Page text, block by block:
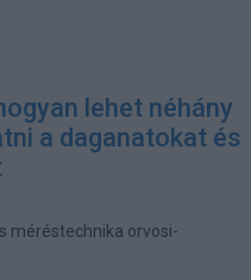
lehet néhány
a daganatokat és
méréstechnika orvosi-